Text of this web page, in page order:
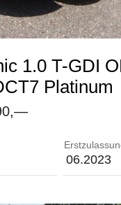
1.0 T-GDI
Platinum
06.2023